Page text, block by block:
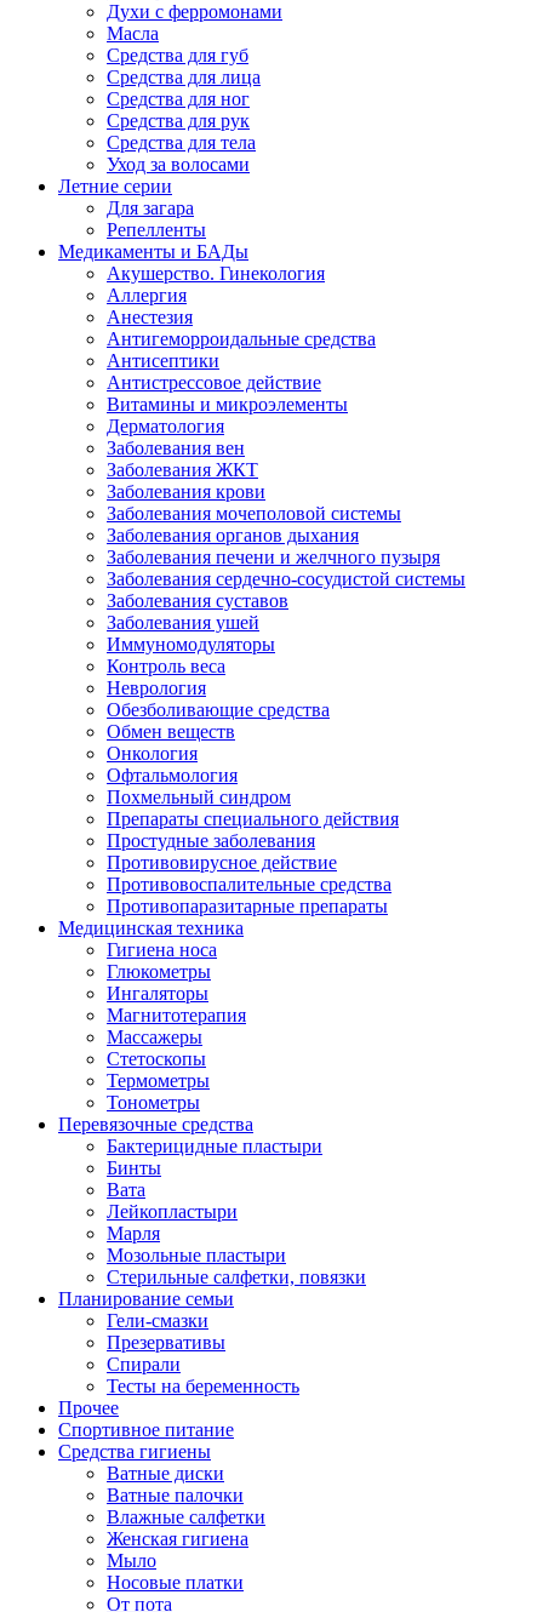
Духи с ферромонами
Масла
Средства для губ
Средства для лица
Средства для ног
Средства для рук
Средства для тела
Уход за волосами
Летние серии
Для загара
Репелленты
Медикаменты и БАДы
Акушерство. Гинекология
Аллергия
Анестезия
Антигеморроидальные средства
Антисептики
Антистрессовое действие
Витамины и микроэлементы
Дерматология
Заболевания вен
Заболевания ЖКТ
Заболевания крови
Заболевания мочеполовой системы
Заболевания органов дыхания
Заболевания печени и желчного пузыря
Заболевания сердечно-сосудистой системы
Заболевания суставов
Заболевания ушей
Иммуномодуляторы
Контроль веса
Неврология
Обезболивающие средства
Обмен веществ
Онкология
Офтальмология
Похмельный синдром
Препараты специального действия
Простудные заболевания
Противовирусное действие
Противовоспалительные средства
Противопаразитарные препараты
Медицинская техника
Гигиена носа
Глюкометры
Ингаляторы
Магнитотерапия
Массажеры
Стетоскопы
Термометры
Тонометры
Перевязочные средства
Бактерицидные пластыри
Бинты
Вата
Лейкопластыри
Марля
Мозольные пластыри
Стерильные салфетки, повязки
Планирование семьи
Гели-смазки
Презервативы
Спирали
Тесты на беременность
Прочее
Спортивное питание
Средства гигиены
Ватные диски
Ватные палочки
Влажные салфетки
Женская гигиена
Мыло
Носовые платки
От пота